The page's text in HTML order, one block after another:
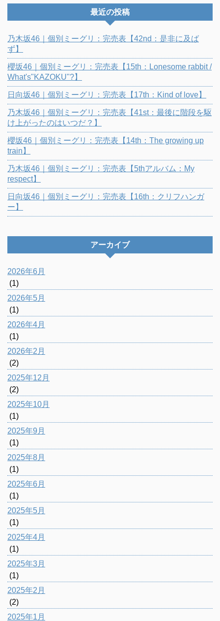
最近の投稿
乃木坂46｜個別ミーグリ：完売表【42nd：是非に及ば
ず】
櫻坂46｜個別ミーグリ：完売表【15th：Lonesome rabbit /
What's"KAZOKU"?】
日向坂46｜個別ミーグリ：完売表【17th：Kind of love】
乃木坂46｜個別ミーグリ：完売表【41st：最後に階段を駆
け上がったのはいつだ？】
櫻坂46｜個別ミーグリ：完売表【14th：The growing up
train】
乃木坂46｜個別ミーグリ：完売表【5thアルバム：My
respect】
日向坂46｜個別ミーグリ：完売表【16th：クリフハンガ
ー】
アーカイブ
2026年6月
(1)
2026年5月
(1)
2026年4月
(1)
2026年2月
(2)
2025年12月
(2)
2025年10月
(1)
2025年9月
(1)
2025年8月
(1)
2025年6月
(1)
2025年5月
(1)
2025年4月
(1)
2025年3月
(1)
2025年2月
(2)
2025年1月